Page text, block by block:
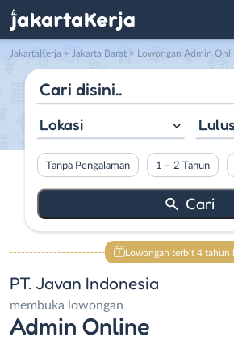
JakartaKerja > Jakarta Barat > Lowongan Admin
Lokasi
Tanpa Pengalaman 1 – 2 Tahun
Lowongan terbit 4 tahun
PT. Javan Indonesia
membuka lowongan
Admin Online